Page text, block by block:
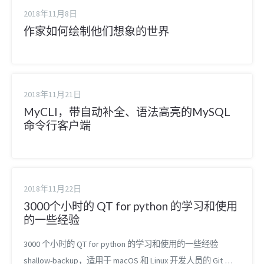
2018年11月8日
作家如何绘制他们想象的世界
2018年11月21日
MyCLI，带自动补全、语法高亮的MySQL
命令行客户端
2018年11月22日
3000个小时的 QT for python 的学习和使用
的一些经验
3000 个小时的 QT for python 的学习和使用的一些经验
shallow-backup，适用于 macOS 和 Linux 开发人员的 Git 的